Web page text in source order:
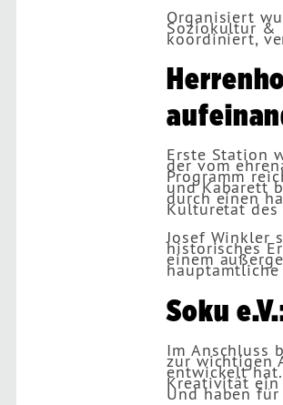
Organisiert
Soziokultur &
koordiniert,
Erste Station
der vom
Programm
und Kabarett
durch einen
Kulturetat
Josef Winkler
historisches
einem
hauptamtliche
Soku
Im Anschluss
zur wichtigen
entwickelt
Kreativität ein
Und haben